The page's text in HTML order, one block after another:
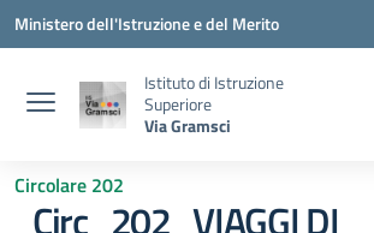
Vai ai contenuti
Vai al menu di navigazione
Vai al footer
Ministero dell'Istruzione e del Merito
Istituto di Istruzione
Superiore
Via Gramsci
Circolare 202
Circ_202_VIAGGI DI